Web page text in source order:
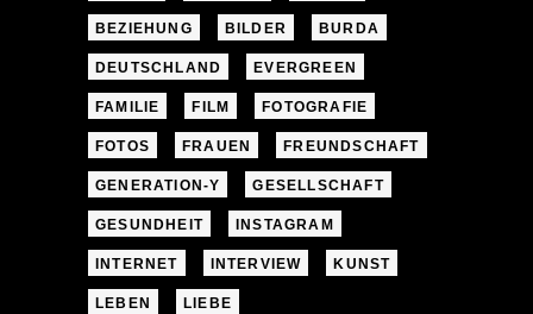
BEZIEHUNG BILDER BURDA
DEUTSCHLAND EVERGREEN
FAMILIE FILM FOTOGRAFIE
FOTOS FRAUEN FREUNDSCHAFT
GENERATION-Y GESELLSCHAFT
GESUNDHEIT INSTAGRAM
INTERNET INTERVIEW KUNST
LEBEN LIEBE